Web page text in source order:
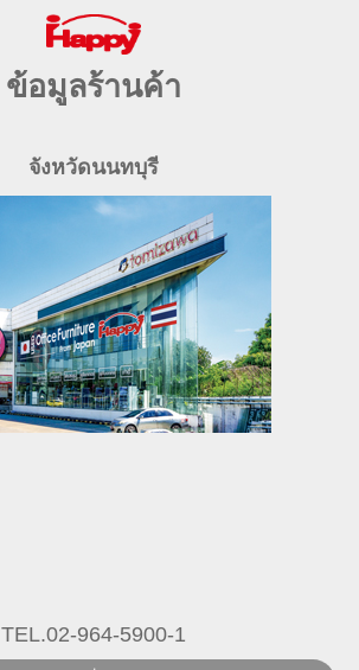
ข้อมูลร้านค้า
จังหวัดนนทบุรี
TEL.02-964-5900-1